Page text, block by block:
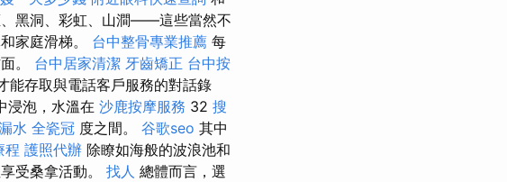
、黑洞、彩虹、山澗——這些當然不
家庭滑梯。 台中整骨專業推薦 每
。 台中居家清潔 牙齒矯正 台中按
能存取與電話客戶服務的對話錄
浸泡，水溫在 沙鹿按摩服務 32 搜
水 全瓷冠 度之間。 谷歌seo 其中
程 護照代辦 除瞭如海般的波浪池和
受桑拿活動。 找人 總體而言，選